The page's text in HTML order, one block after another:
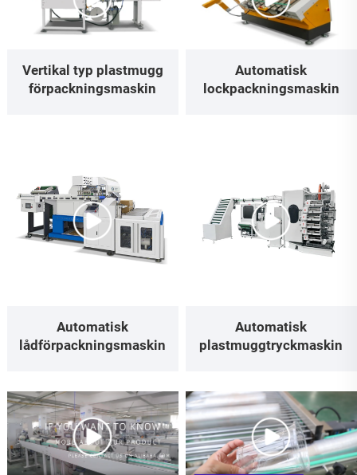
Vertikal typ plastmugg
förpackningsmaskin
Automatisk
lockpackningsmaskin
Automatisk
lådförpackningsmaskin
Automatisk
plastmuggtryckmaskin